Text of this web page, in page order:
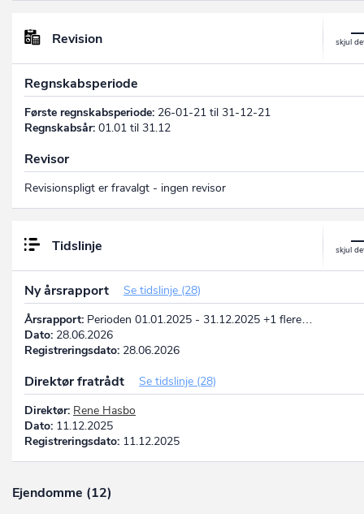
Revision
Regnskabsperiode
Første regnskabsperiode: 26-01-21 til 31-12-21
Regnskabsår: 01.01 til 31.12
Revisor
Revisionspligt er fravalgt - ingen revisor
Tidslinje
Ny årsrapport
Se tidslinje (28)
Årsrapport: Perioden 01.01.2025 - 31.12.2025 +1 flere…
Dato: 28.06.2026
Registreringsdato: 28.06.2026
Direktør fratrådt
Se tidslinje (28)
Direktør: Rene Hasbo
Dato: 11.12.2025
Registreringsdato: 11.12.2025
Ejendomme (12)